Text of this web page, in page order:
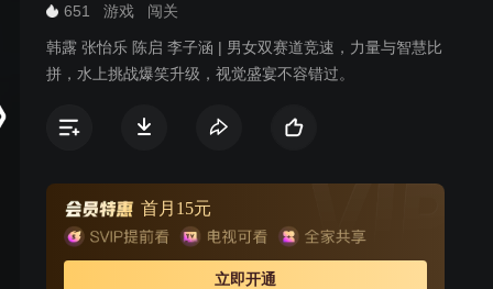
651 游戏 闯关
韩露 张怡乐 陈启 李子涵 | 男女双赛道竞速，力量与智慧比
拼，水上挑战爆笑升级，视觉盛宴不容错过。
首月15元
立即开通